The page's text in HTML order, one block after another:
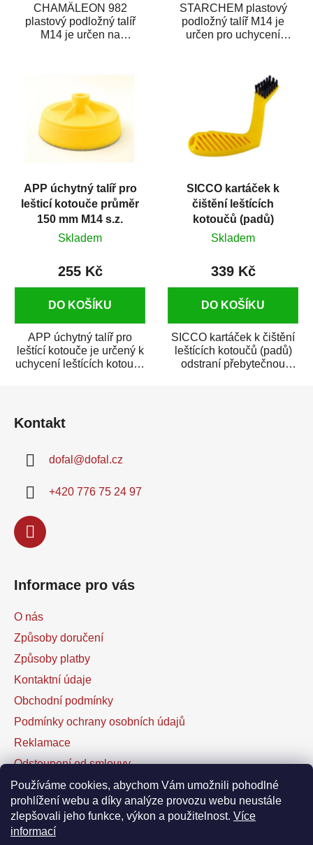
Používáme cookies, abychom Vám umožnili pohodlné
prohlížení webu a díky analýze provozu webu neustále
zlepšovali jeho funkce, výkon a použitelnost. Více
informací
CHAMÄLEON 982
plastový podložný talíř
M14 je určen na
STARCHEM plastový
podložný talíř M14 je
určen pro uchycení
APP úchytný talíř pro
lešticí kotouče průměr
150 mm M14 s.z.
Skladem
255 Kč
DO KOŠÍKU
APP úchytný talíř pro
leštící kotouče je určený k
uchycení leštících kotoučů
SICCO kartáček k
čištění leštících
kotoučů (padů)
Skladem
339 Kč
DO KOŠÍKU
SICCO kartáček k čištění
leštících kotoučů (padů)
odstraní přebytečnou
Kontakt
dofal @dofal.cz
+420 776 75 24 97
Informace pro vás
O nás
Způsoby doručení
Způsoby platby
Kontaktní údaje
Obchodní podmínky
Podmínky ochrany osobních údajů
Reklamace
Odstoupení od smlouvy
Kontaktní formulář
Facebook